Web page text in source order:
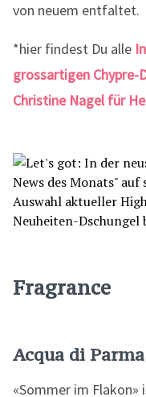
von neuem entfaltet.
*hier findest Du alle
grossartigen Chypre-
Christine Nagel für
Fragrance
Acqua di
«Sommer im Flakon»